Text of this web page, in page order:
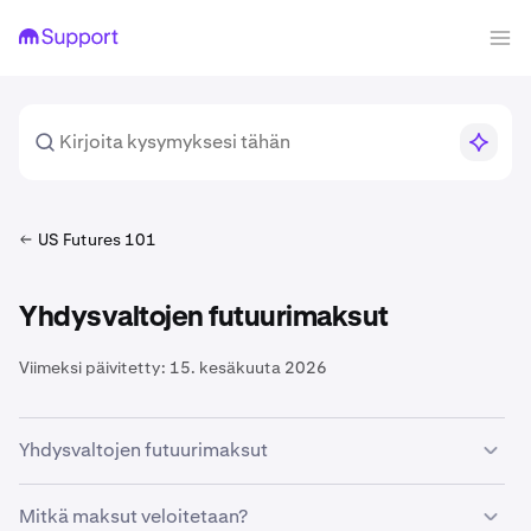
US Futures 101
Yhdysvaltojen futuurimaksut
Viimeksi päivitetty: 15. kesäkuuta 2026
Yhdysvaltojen futuurimaksut
Futuurikauppa Kraken Derivatives US:ssä sisältää useita
Mitkä maksut veloitetaan?